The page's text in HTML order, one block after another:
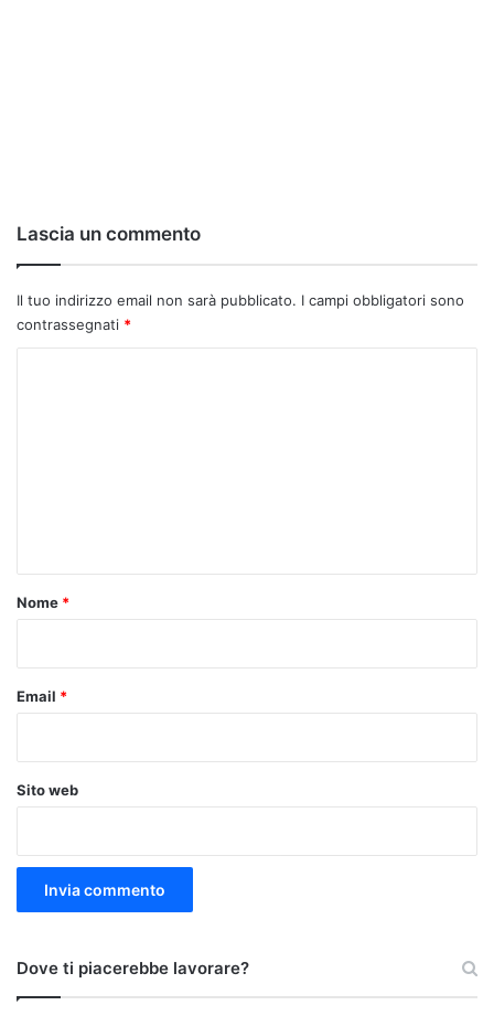
Lascia un commento
Il tuo indirizzo email non sarà pubblicato. I campi obbligatori sono
contrassegnati *
o
Nome *
Email *
Sito web
Dove ti piacerebbe lavorare?